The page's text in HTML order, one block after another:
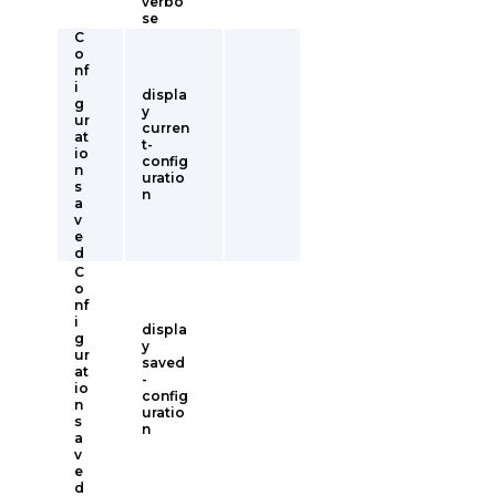
se
C
o
nf
i
g
ur
at
io
n
s
a
v
e
d
displa
y
curren
t-
config
uratio
n
C
o
nf
i
g
ur
at
io
n
s
a
v
e
d
displa
y
saved
-
config
uratio
n